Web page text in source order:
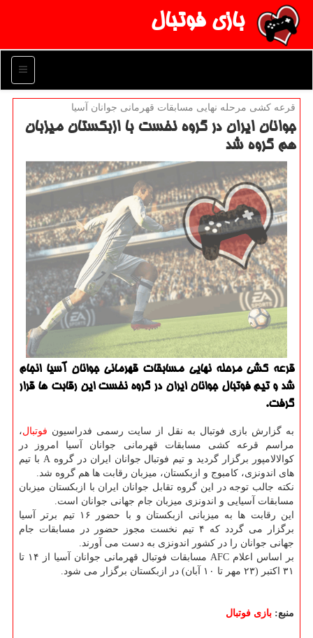
بازی فوتبال
منو
قرعه كشی مرحله نهایی مسابقات قهرمانی جوانان آسیا
جوانان ایران در گروه نخست با ازبكستان میزبان
هم گروه شد
قرعه كشی مرحله نهایی مسابقات قهرمانی جوانان آسیا انجام
شد و تیم فوتبال جوانان ایران در گروه نخست این رقابت ها قرار
گرفت.
به گزارش بازی فوتبال به نقل از سایت رسمی فدراسیون فوتبال،
مراسم قرعه کشی مسابقات قهرمانی جوانان آسیا امروز در
کوالالامپور برگزار گردید و تیم فوتبال جوانان ایران در گروه A با تیم
های اندونزی، کامبوج و ازبکستان، میزبان رقابت ها هم گروه شد.
نکته جالب توجه در این گروه تقابل جوانان ایران با ازبکستان میزبان
مسابقات آسیایی و اندونزی میزبان جام جهانی جوانان است.
این رقابت ها به میزبانی ازبکستان و با حضور ۱۶ تیم برتر آسیا
برگزار می گردد که ۴ تیم نخست مجوز حضور در مسابقات جام
جهانی جوانان را در کشور اندونزی به دست می آورند.
بر اساس اعلام AFC مسابقات فوتبال قهرمانی جوانان آسیا از ۱۴ تا
۳۱ اکتبر (۲۳ مهر تا ۱۰ آبان) در ازبکستان برگزار می شود.
منبع: بازی فوتبال